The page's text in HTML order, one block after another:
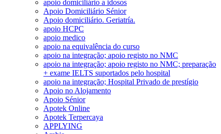
apoio domiciliário a idosos
Apoio Domiciliário Sénior
Apoio domiciliário. Geriatría.
apoio HCPC
apoio medico
apoio na equivalência do curso
apoio na integração; apoio registo no NMC
apoio na integração; apoio registo no NMC; preparação
+ exame IELTS suportados pelo hospital
apoio na integração; Hospital Privado de prestígio
Apoio no Alojamento
Apoio Sénior
Apotek Online
Apotek Terpercaya
APPLYING